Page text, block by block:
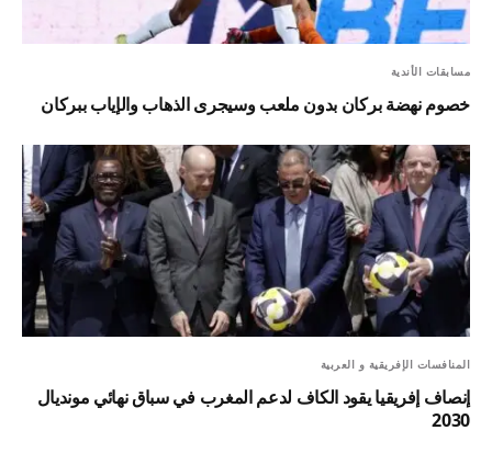
مسابقات الأندية
خصوم نهضة بركان بدون ملعب وسيجرى الذهاب والإياب ببركان
المنافسات الإفريقية و العربية
إنصاف إفريقيا يقود الكاف لدعم المغرب في سباق نهائي مونديال
2030